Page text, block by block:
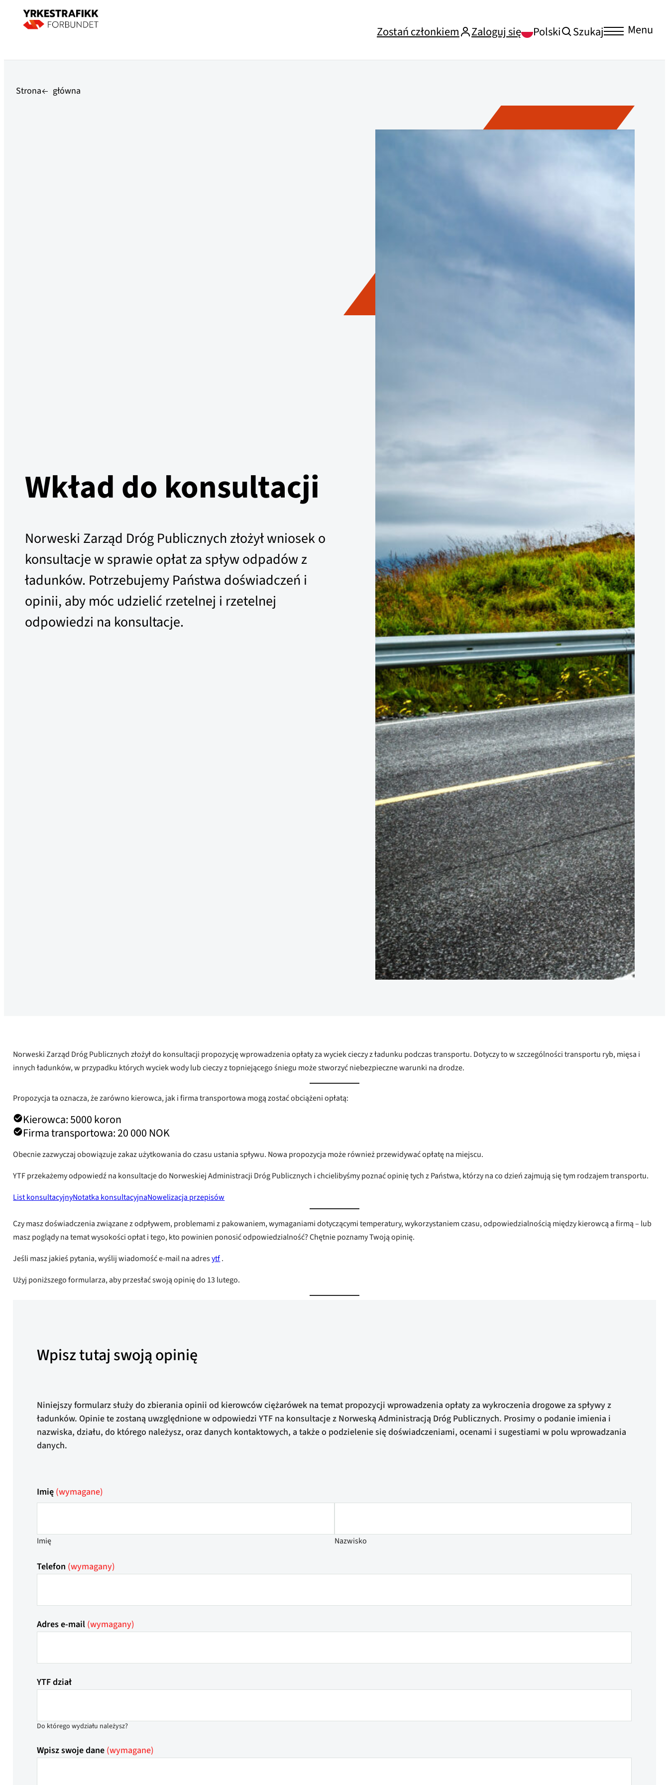
Zostań członkiem Zaloguj się Polski Szukaj Menu
Strona główna
Wkład do konsultacji
Norweski Zarząd Dróg Publicznych złożył wniosek o
konsultacje w sprawie opłat za spływ odpadów z
ładunków. Potrzebujemy Państwa doświadczeń i
opinii, aby móc udzielić rzetelnej i rzetelnej
odpowiedzi na konsultacje.
Norweski Zarząd Dróg Publicznych złożył do konsultacji propozycję wprowadzenia opłaty za wyciek cieczy z ładunku podczas transportu. Dotyczy to w szczególności transportu ryb, mięsa i
innych ładunków, w przypadku których wyciek wody lub cieczy z topniejącego śniegu może stworzyć niebezpieczne warunki na drodze.
Propozycja ta oznacza, że ​​zarówno kierowca, jak i firma transportowa mogą zostać obciążeni opłatą:
Kierowca: 5000 koron
Firma transportowa: 20 000 NOK
Obecnie zazwyczaj obowiązuje zakaz użytkowania do czasu ustania spływu. Nowa propozycja może również przewidywać opłatę na miejscu.
YTF przekażemy odpowiedź na konsultacje do Norweskiej Administracji Dróg Publicznych i chcielibyśmy poznać opinię tych z Państwa, którzy na co dzień zajmują się tym rodzajem transportu.
List konsultacyjnyNotatka konsultacyjnaNowelizacja przepisów
Czy masz doświadczenia związane z odpływem, problemami z pakowaniem, wymaganiami dotyczącymi temperatury, wykorzystaniem czasu, odpowiedzialnością między kierowcą a firmą – lub
masz poglądy na temat wysokości opłat i tego, kto powinien ponosić odpowiedzialność? Chętnie poznamy Twoją opinię.
Jeśli masz jakieś pytania, wyślij wiadomość e-mail na adresytf.
Użyj poniższego formularza, aby przesłać swoją opinię do 13 lutego.
Wpisz tutaj swoją opinię
Niniejszy formularz służy do zbierania opinii od kierowców ciężarówek na temat propozycji wprowadzenia opłaty za wykroczenia drogowe za spływy z
ładunków. Opinie te zostaną uwzględnione w odpowiedzi YTF na konsultacje z Norweską Administracją Dróg Publicznych. Prosimy o podanie imienia i
nazwiska, działu, do którego należysz, oraz danych kontaktowych, a także o podzielenie się doświadczeniami, ocenami i sugestiami w polu wprowadzania
danych.
Imię (wymagane)
Imię Nazwisko
Telefon (wymagany)
Adres e-mail (wymagany)
YTF dział
Do którego wydziału należysz?
Wpisz swoje dane (wymagane)